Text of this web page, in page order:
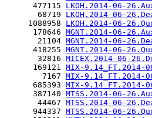
      477115
LKOH.2014-06-
       68719
LKOH.2014-06-
     1088958
LKOH.2014-06-
      178646
MGNT.2014-06-
       21104
MGNT.2014-06-
      418255
MGNT.2014-06-
       32816
MICEX.2014-06-
      169121
MIX-9.14_FT.2014-
        7167
MIX-9.14_FT.2014-
      685393
MIX-9.14_FT.2014-
      387140
MTSS.2014-06-
       44467
MTSS.2014-06-
      944337
MTSS.2014-06-